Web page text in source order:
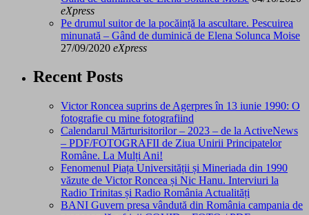
eXpress
Pe drumul suitor de la pocăință la ascultare. Pescuirea
minunată – Gând de duminică de Elena Solunca Moise
27/09/2020 eXpress
Recent Posts
Victor Roncea suprins de Agerpres în 13 iunie 1990: O
fotografie cu mine fotografiind
Calendarul Mărturisitorilor – 2023 – de la ActiveNews
– PDF/FOTOGRAFII de Ziua Unirii Principatelor
Române. La Mulți Ani!
Fenomenul Piața Universității și Mineriada din 1990
văzute de Victor Roncea și Nic Hanu. Interviuri la
Radio Trinitas și Radio România Actualități
BANI Guvern presa vândută din România campania de